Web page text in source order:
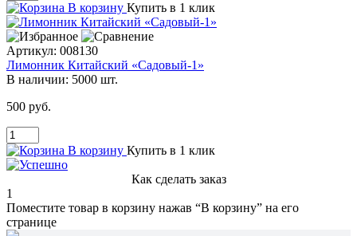
В корзину Купить в 1 клик
Артикул: 008130
Лимонник Китайский «Садовый-1»
В наличии: 5000 шт.
500 руб.
В корзину Купить в 1 клик
Как сделать заказ
1
Поместите товар в корзину нажав “В корзину” на его
странице